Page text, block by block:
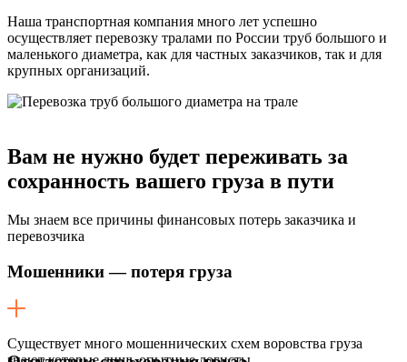
Наша транспортная компания много лет успешно
осуществляет перевозку тралами по России труб большого и
маленького диаметра, как для частных заказчиков, так и для
крупных организаций.
Вам не нужно будет переживать за
сохранность вашего груза в пути
Мы знаем все причины финансовых потерь заказчика и
перевозчика
Мошенники — потеря груза
Существует много мошеннических схем воровства груза